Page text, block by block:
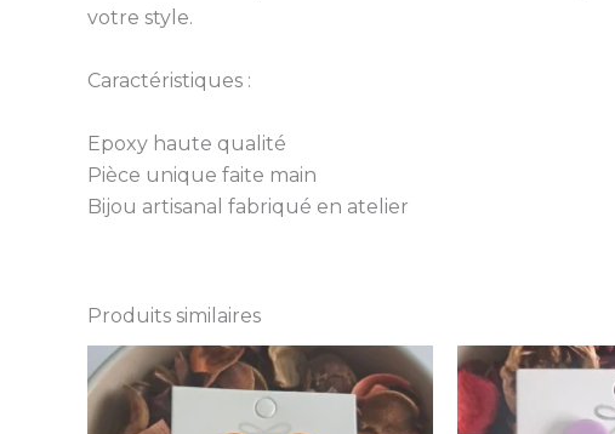
votre style.
Caractéristiques :
Epoxy haute qualité
Pièce unique faite main
Bijou artisanal fabriqué en atelier
Produits similaires